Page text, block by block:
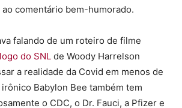
ao comentário bem-humorado.
falando de um roteiro de filme
do SNL de Woody Harrelson
a realidade da Covid em menos de
Babylon Bee também tem
o CDC, o Dr. Fauci, a Pfizer e